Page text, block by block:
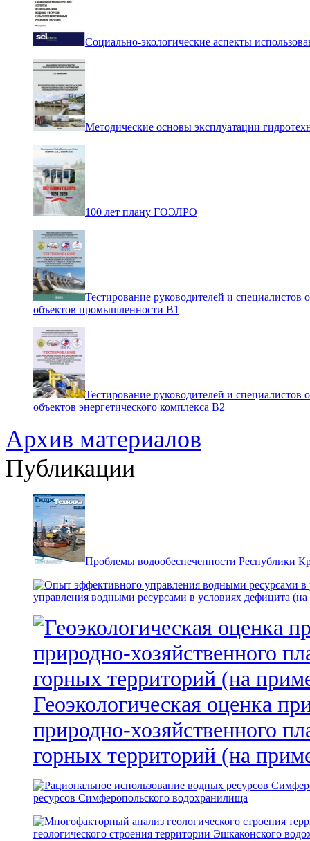
Социально-экологические аспекты
Методические основы эксплуатации
100 лет плану ГОЭЛРО
Тестирование руководителей и специалистов
объектов промышленности В1
Тестирование руководителей и специалистов
объектов энергетического комплекса В2
Архив материалов
Публикации
Проблемы водообеспеченности Республики
управления водными ресурсами в условиях дефицита
Геоэкологическая оценка
природно-хозяйственного
горных территорий (на
ресурсов Симферопольского водохранилища
геологического строения территории Эшкаконского